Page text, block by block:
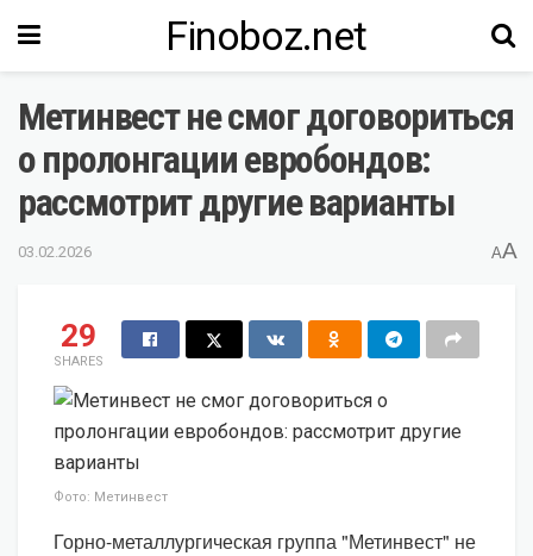
Finoboz.net
Метинвест не смог договориться
о пролонгации евробондов:
рассмотрит другие варианты
03.02.2026 AA
29
SHARES
Фото: Метинвест
Горно-металлургическая группа "Метинвест" не